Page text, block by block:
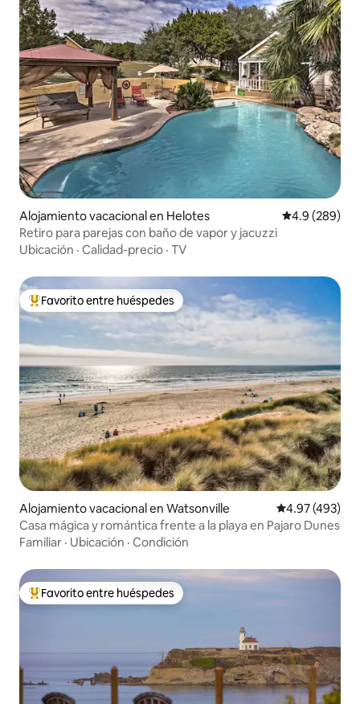
Alojamiento vacacional en Helotes Calificación
4.9 (289)
Retiro para parejas con baño de vapor y jacuzzi
Ubicación · Calidad-precio · TV
Favorito entre huéspedes preferido
Favorito entre huéspedes
Alojamiento vacacional en Watsonville Calificación
4.97 (493)
Casa mágica y romántica frente a la playa en Pajaro Dunes
Familiar · Ubicación · Condición
Favorito entre huéspedes preferido
Favorito entre huéspedes